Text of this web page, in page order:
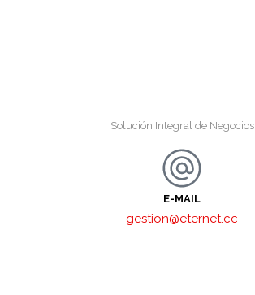
Solución Integral de Negocios
E-MAIL
gestion@eternet.cc